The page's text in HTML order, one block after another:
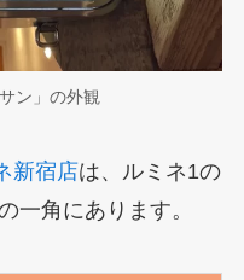
ン」の外観
新宿店は、ルミネ1の
一角にあります。